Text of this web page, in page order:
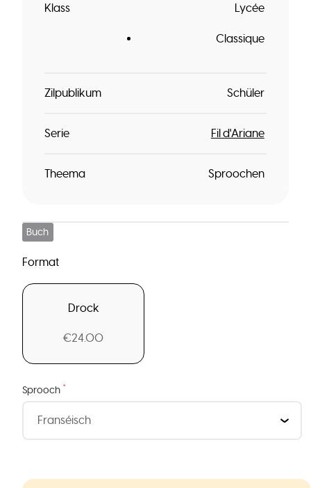
Klass Lycée
Classique
Zilpublikum Schüler
Serie Fil d'Ariane
Theema Sproochen
Buch
Format
Drock
€24.00
Sprooch *